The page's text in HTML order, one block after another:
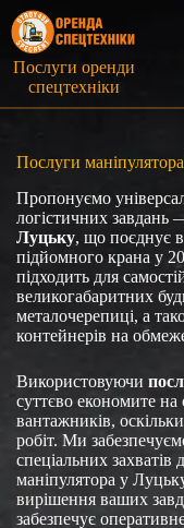
Перейти
до
вмісту
Послуги оренди
спецтехніки
Послуги
Пропонуємо
логістичних завдань
Луцьку, що поєднує в
підйомного крана у
підходить для
великогабаритних
металочерепиці, а
контейнерів на
Використовуючи
суттєво економите на
вантажників,
робіт. Ми
спеціальних захватів
маніпулятора у
вирішення ваших
забезпечує